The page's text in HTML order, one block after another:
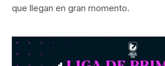
que llegan en gran momento.